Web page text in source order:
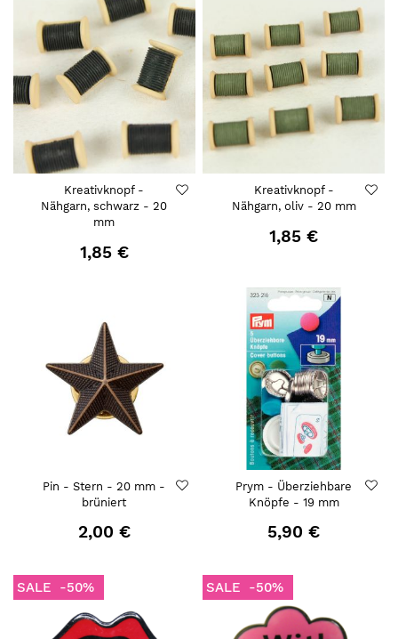
Kreativknopf -
Nähgarn, schwarz - 20
mm
1,85 €
Kreativknopf -
Nähgarn, oliv - 20 mm
1,85 €
Pin - Stern - 20 mm -
brüniert
2,00 €
Prym - Überziehbare
Knöpfe - 19 mm
5,90 €
SALE -50% SALE -50%